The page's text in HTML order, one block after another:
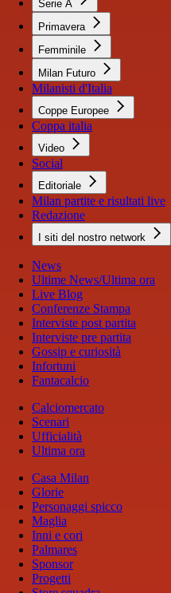
Serie A
Primavera
Femminile
Milan Futuro
Milanisti d'Italia
Coppe Europee
Coppa italia
Video
Social
Editoriale
Milan partite e risultati live
Redazione
I siti del nostro network
News
Ultime News/Ultima ora
Live Blog
Conferenze Stampa
Interviste post partita
Interviste pre partita
Gossip e curiosità
Infortuni
Fantacalcio
Calciomercato
Scenari
Ufficialità
Ultima ora
Casa Milan
Glorie
Personaggi spicco
Maglia
Inni e cori
Palmares
Sponsor
Progetti